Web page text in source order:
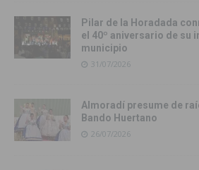
Pilar de la Horadada
el 40º aniversario de su
municipio
31/07/2026
Almoradí presume de
Bando Huertano
26/07/2026